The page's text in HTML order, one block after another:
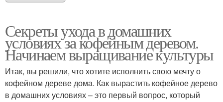
Секреты ухода в домашних
условиях за кофейным деревом.
Начинаем выращивание культуры
Итак, вы решили, что хотите исполнить свою мечту о
кофейном дереве дома. Как вырастить кофейное дерево
в домашних условиях – это первый вопрос, который